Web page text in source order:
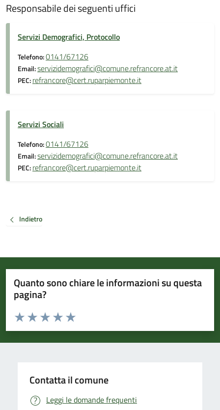
Responsabile dei seguenti uffici
Servizi Demografici, Protocollo
Telefono:0141/67126
Email:servizidemografici@comune.refrancore.at.it
PEC:refrancore@cert.ruparpiemonte.it
Servizi Sociali
Telefono:0141/67126
Email:servizidemografici@comune.refrancore.at.it
PEC:refrancore@cert.ruparpiemonte.it
Indietro
Quanto sono chiare le informazioni su questa
pagina?
Valuta da 1 a 5 stelle la pagina
Valuta 5 stelle su 5
Valuta 4 stelle su 5
Valuta 3 stelle su 5
Valuta 2 stelle su 5
Valuta 1 stelle su 5
Contatta il comune
Leggi le domande frequenti